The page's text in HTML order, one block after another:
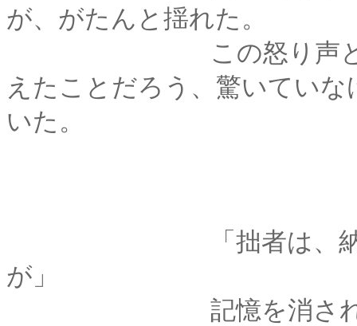
が、がたんと揺れた。
この怒り声と襖の音
えたことだろう、驚いてい
いた。
「拙者は、納得がい
が」
記憶を消されるなら